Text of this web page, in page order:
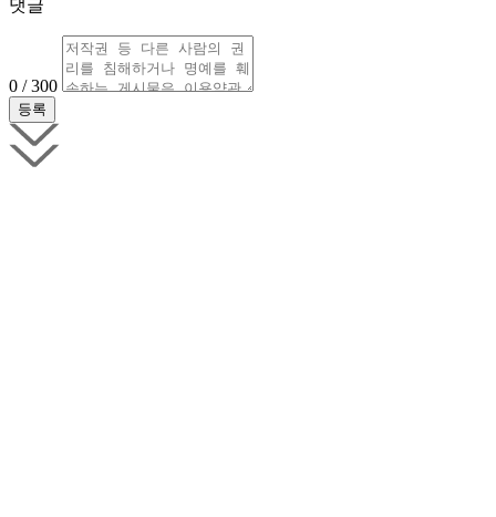
댓글
0 / 300